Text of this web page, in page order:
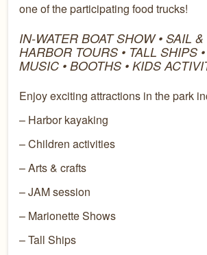
one of the participating food trucks!
IN-WATER BOAT SHOW • SAIL
HARBOR TOURS • TALL SHIPS
MUSIC • BOOTHS • KIDS
Enjoy exciting attractions in the park
– Harbor kayaking
– Children activities
– Arts & crafts
– JAM session
– Marionette Shows
– Tall Ships